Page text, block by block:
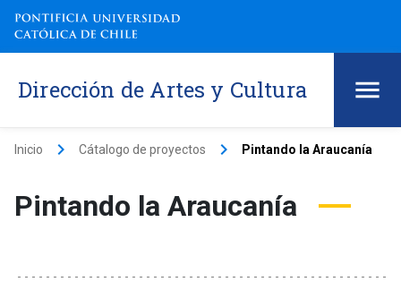
Dirección de Artes y Cultura
Inicio keyboard_arrow_right Cátalogo de proyectos keyboard_arrow_right Pintando la Araucanía
Pintando la Araucanía